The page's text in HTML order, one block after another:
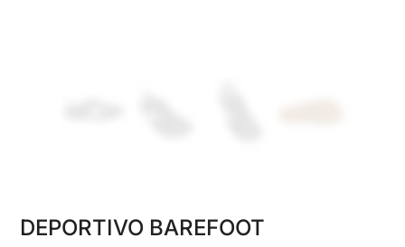
DEPORTIVO BAREFOOT